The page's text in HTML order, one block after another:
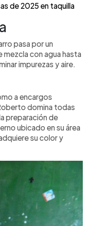
de 2025 en taquilla
pasa por un
con agua hasta
impurezas y aire.
a encargos
domina todas
preparación de
ubicado en su área
su color y